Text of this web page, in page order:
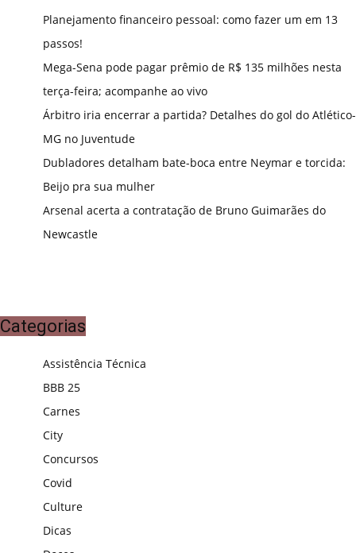
Planejamento financeiro pessoal: como fazer um em 13
passos!
Mega-Sena pode pagar prêmio de R$ 135 milhões nesta
terça-feira; acompanhe ao vivo
Árbitro iria encerrar a partida? Detalhes do gol do Atlético-
MG no Juventude
Dubladores detalham bate-boca entre Neymar e torcida:
Beijo pra sua mulher
Arsenal acerta a contratação de Bruno Guimarães do
Newcastle
Categorias
Assistência Técnica
BBB 25
Carnes
City
Concursos
Covid
Culture
Dicas